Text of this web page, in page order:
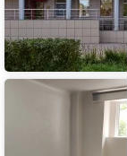
Гостиница